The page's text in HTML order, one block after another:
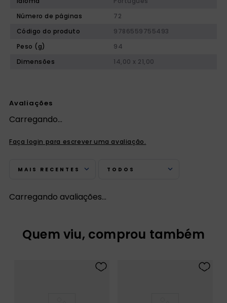
Número de páginas
72
Código do produto
9786559755493
Peso (g)
94
Dimensões
14,00 x 21,00
Avaliações
Carregando…
Faça login para escrever uma avaliação.
MAIS RECENTES TODOS
Carregando avaliações…
Quem viu, comprou também